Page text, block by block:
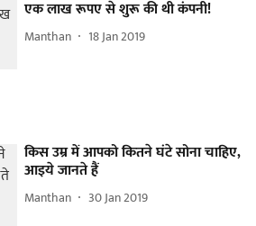
एक लाख रूपए से शुरू की थी कंपनी!
Manthan 18 Jan 2019
किस उम्र में आपको कितने घंटे सोना चाहिए,
आइये जानते हैं
Manthan 30 Jan 2019